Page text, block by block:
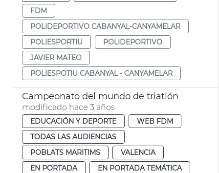
FDM
POLIDEPORTIVO CABANYAL-CANYAMELAR
POLIESPORTIU
POLIDEPORTIVO
JAVIER MATEO
POLIESPOTIU CABANYAL - CANYAMELAR
Campeonato del mundo de triatlón
modificado hace 3 años
EDUCACIÓN Y DEPORTE
WEB FDM
TODAS LAS AUDIENCIAS
POBLATS MARITIMS
VALENCIA
EN PORTADA
EN PORTADA TEMÁTICA